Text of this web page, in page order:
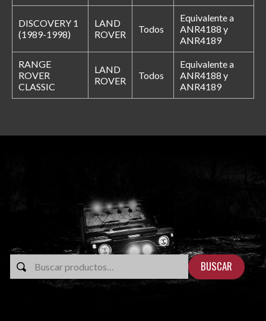
DISCOVERY 1
(1989-1998)
LAND
ROVER
Todos
Equivalente a
ANR4188 y
ANR4189
RANGE
ROVER
CLASSIC
LAND
ROVER
Todos
Equivalente a
ANR4188 y
ANR4189
BUSCAR